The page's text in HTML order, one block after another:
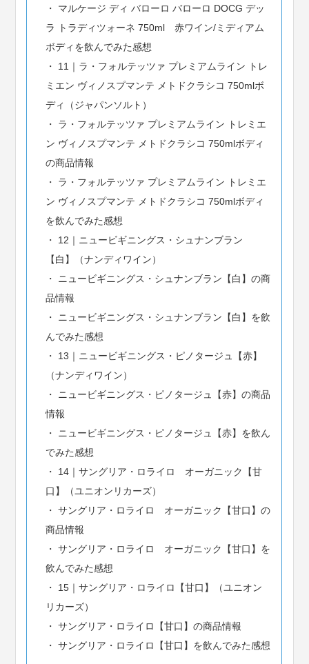
マルケージ ディ バローロ バローロ DOCG デッ
ラ トラディツォーネ 750ml 赤ワイン/ミディアム
ボディを飲んでみた感想
11｜ラ・フォルテッツァ プレミアムライン トレ
ミエン ヴィノスプマンテ メトドクラシコ 750mlボ
ディ（ジャパンソルト）
ラ・フォルテッツァ プレミアムライン トレミエ
ン ヴィノスプマンテ メトドクラシコ 750mlボディ
の商品情報
ラ・フォルテッツァ プレミアムライン トレミエ
ン ヴィノスプマンテ メトドクラシコ 750mlボディ
を飲んでみた感想
12｜ニュービギニングス・シュナンブラン
【白】（ナンディワイン）
ニュービギニングス・シュナンブラン【白】の商
品情報
ニュービギニングス・シュナンブラン【白】を飲
んでみた感想
13｜ニュービギニングス・ピノタージュ【赤】
（ナンディワイン）
ニュービギニングス・ピノタージュ【赤】の商品
情報
ニュービギニングス・ピノタージュ【赤】を飲ん
でみた感想
14｜サングリア・ロライロ オーガニック【甘
口】（ユニオンリカーズ）
サングリア・ロライロ オーガニック【甘口】の
商品情報
サングリア・ロライロ オーガニック【甘口】を
飲んでみた感想
15｜サングリア・ロライロ【甘口】（ユニオン
リカーズ）
サングリア・ロライロ【甘口】の商品情報
サングリア・ロライロ【甘口】を飲んでみた感想